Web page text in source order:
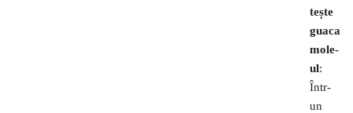
tește
guaca
mole-
ul:
Într-
un